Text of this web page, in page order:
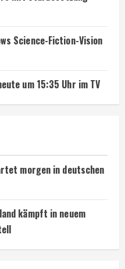
Science-Fiction-Vision
um 15:35 Uhr im TV
morgen in deutschen
kämpft in neuem